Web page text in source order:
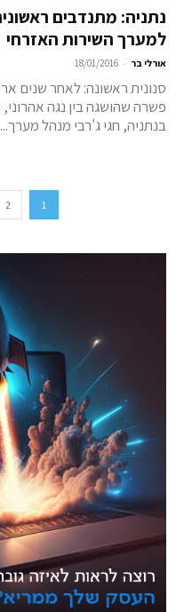
נתניה: מתנדבים
למערך השירות האזרחי
אורלי בר -
18/01/2016
סנונית ראשונה: לאחר שנים
פשרה שהושגה בין נגה
בנתניה, חגי ג'רבי מנהל מערך...
1
2